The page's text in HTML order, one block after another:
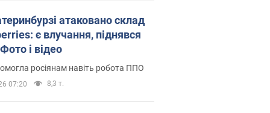
атаковано склад
є влучання, піднявся
і відео
росіянам навіть робота ППО
07:20 8,3 т.